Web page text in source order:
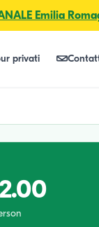
Emilia
privati